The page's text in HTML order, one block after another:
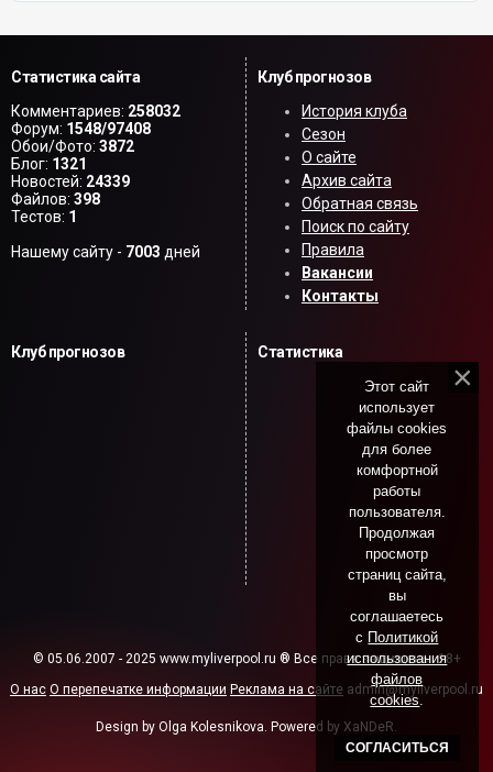
Статистика сайта
Комментариев: 258032
Форум: 1548/97408
Обои/Фото: 3872
Блог: 1321
Новостей: 24339
Файлов: 398
Тестов: 1
Нашему сайту - 7003 дней
Клуб прогнозов
История клуба
Сезон
О сайте
Архив сайта
Обратная связь
Поиск по сайту
Правила
Вакансии
Контакты
Клуб прогнозов Статистика
© 05.06.2007 - 2025 www.myliverpool.ru ® Все права защищены. 18+
О нас О перепечатке информации Реклама на сайте admin@myliverpool.ru
Design by Olga Kolesnikova. Powered by XaNDeR.
Этот сайт
использует
файлы cookies
для более
комфортной
работы
пользователя.
Продолжая
просмотр
страниц сайта,
вы
соглашаетесь
с Политикой
использования
файлов
cookies
СОГЛАСИТЬСЯ